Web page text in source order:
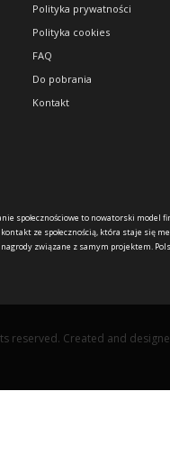
Polityka prywatności
Polityka cookies
FAQ
Do pobrania
Kontakt
społecznościowe to nowatorski model
ze społecznością, która staje się
związane z samym projektem.
reserved. Created and